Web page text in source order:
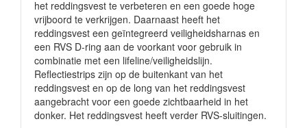
het reddingsvest te verbeteren en een goede hoge
vrijboord te verkrijgen. Daarnaast heeft het
reddingsvest een geïntegreerd veiligheidsharnas en
een RVS D-ring aan de voorkant voor gebruik in
combinatie met een lifeline/veiligheidslijn.
Reflectiestrips zijn op de buitenkant van het
reddingsvest en op de long van het reddingsvest
aangebracht voor een goede zichtbaarheid in het
donker. Het reddingsvest heeft verder RVS-sluitingen.